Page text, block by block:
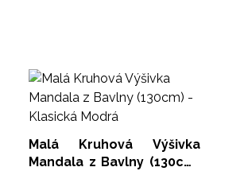
Malá Kruhová Výšivka
Mandala z Bavlny (130cm)